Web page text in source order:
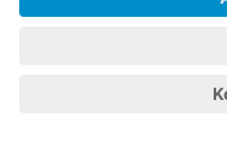
Kontakt